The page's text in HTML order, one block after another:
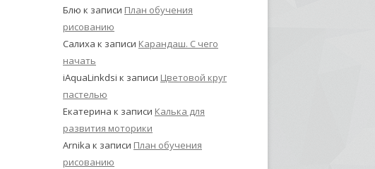
Блю к записи План обучения
рисованию
Салиха к записи Карандаш. С чего
начать
iAquaLinkdsi к записи Цветовой круг
пастелью
Екатерина к записи Калька для
развития моторики
Arnika к записи План обучения
рисованию